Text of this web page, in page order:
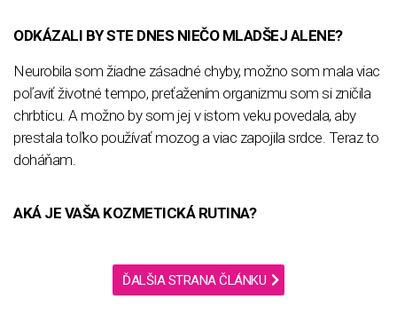
ODKÁZALI BY STE DNES NIEČO MLADŠEJ ALENE?
Neurobila som žiadne zásadné chyby, možno som mala viac
poľaviť životné tempo, preťažením organizmu som si zničila
chrbticu. A možno by som jej v istom veku povedala, aby
prestala toľko používať mozog a viac zapojila srdce. Teraz to
doháňam.
AKÁ JE VAŠA KOZMETICKÁ RUTINA?
ĎALŠIA STRANA ČLÁNKU